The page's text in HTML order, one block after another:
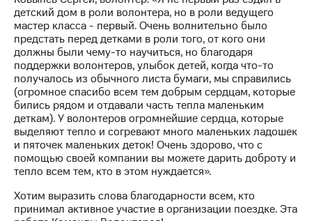
детский дом в роли волонтера, но в роли ведущего
мастер класса - первый. Очень волнительно было
предстать перед детками в роли того, от кого они
должны были чему-то научиться, но благодаря
поддержки волонтеров, улыбок детей, когда что-то
получалось из обычного листа бумаги, мы справились
(огромное спасибо всем тем добрым сердцам, которые
бились рядом и отдавали часть тепла маленьким
деткам). У волонтеров огромнейшие сердца, которые
выделяют тепло и согревают много маленьких ладошек
и пяточек маленьких деток! Очень здорово, что с
помощью своей компании вы можете дарить доброту и
тепло всем тем, кто в этом нуждается».
Хотим выразить слова благодарности всем, кто
принимал активное участие в организации поездке. Эта